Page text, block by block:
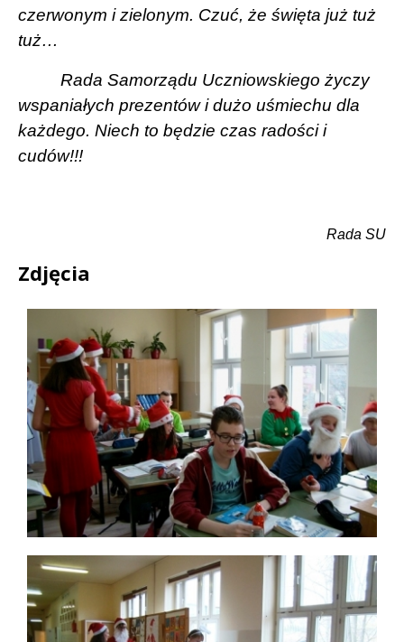
czerwonym i zielonym. Czuć, że święta już tuż
tuż…
Rada Samorządu Uczniowskiego życzy
wspaniałych prezentów i dużo uśmiechu dla
każdego. Niech to będzie czas radości i
cudów!!!
Rada SU
Zdjęcia